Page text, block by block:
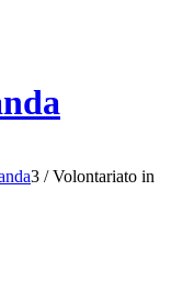
3 / Volontariato in